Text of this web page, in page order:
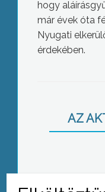
hogy
már évek óta
Nyugati
érdekében.
AZ